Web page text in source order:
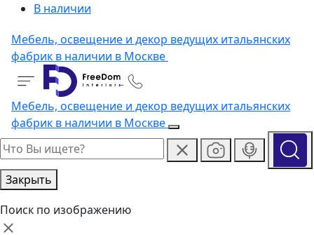
В наличии
Мебель, освещение и декор ведущих итальянских
фабрик в наличии в Москве
Мебель, освещение и декор ведущих итальянских
фабрик в наличии в Москве
Закрыть
Поиск по изображению